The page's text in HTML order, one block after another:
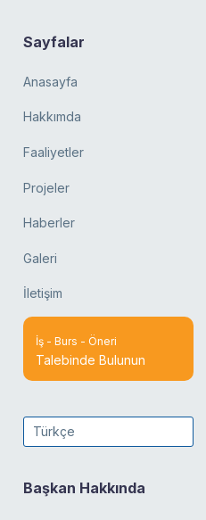
Sayfalar
Anasayfa
Hakkımda
Faaliyetler
Projeler
Haberler
Galeri
İletişim
İş - Burs - Öneri
Talebinde Bulunun
Türkçe
Başkan Hakkında